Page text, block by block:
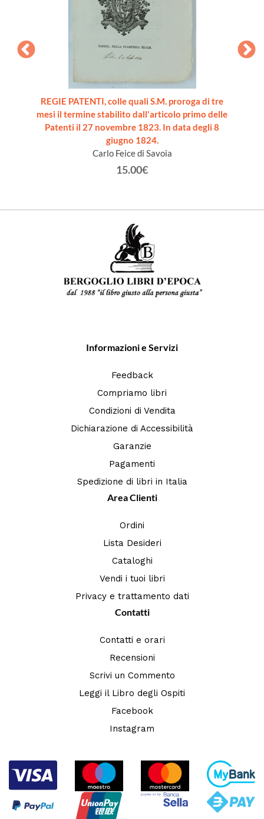
REGIE PATENTI, colle quali S.M. proroga di tre
mesi il termine stabilito dall'articolo primo delle
Patenti il 27 novembre 1823. In data degli 8
giugno 1824.
Carlo Feice di Savoia
15.00€
Informazioni e Servizi
Feedback
Compriamo libri
Condizioni di Vendita
Dichiarazione di Accessibilità
Garanzie
Pagamenti
Spedizione di libri in Italia
Area Clienti
Ordini
Lista Desideri
Cataloghi
Vendi i tuoi libri
Privacy e trattamento dati
Contatti
Contatti e orari
Recensioni
Scrivi un Commento
Leggi il Libro degli Ospiti
Facebook
Instagram